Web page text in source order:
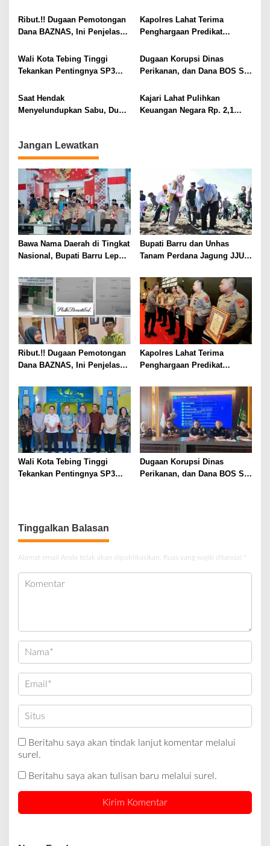
p
o
XII
dan Kesejahteraan Petani
Ribut.!! Dugaan Pemotongan
Dana BAZNAS, Ini Penjelasan
Kapolres Lahat Terima
Penghargaan Predikat
Sumsel Tahun 2026
Wali Kota Tebing Tinggi
Tekankan Pentingnya SP3
Dugaan Korupsi Dinas
Perikanan, dan Dana BOS SD
Terus Dipertajam Kajari Lahat
Saat Hendak
Menyelundupkan Sabu, Dua
Kajari Lahat Pulihkan
Keuangan Negara Rp. 2,1
Jangan Lewatkan
Bawa Nama Daerah di Tingkat
Nasional, Bupati Barru Lepas
XII
Bupati Barru dan Unhas
Tanam Perdana Jagung JJUH,
dan Kesejahteraan Petani
Ribut.!! Dugaan Pemotongan
Dana BAZNAS, Ini Penjelasan
Kapolres Lahat Terima
Penghargaan Predikat
Sumsel Tahun 2026
Wali Kota Tebing Tinggi
Tekankan Pentingnya SP3
Dugaan Korupsi Dinas
Perikanan, dan Dana BOS SD
Tinggalkan Balasan
Alamat email Anda tidak akan dipublikasikan. Ruas yang wajib ditandai *
Beritahu saya akan tindak lanjut komentar melalui
surel.
Beritahu saya akan tulisan baru melalui surel.